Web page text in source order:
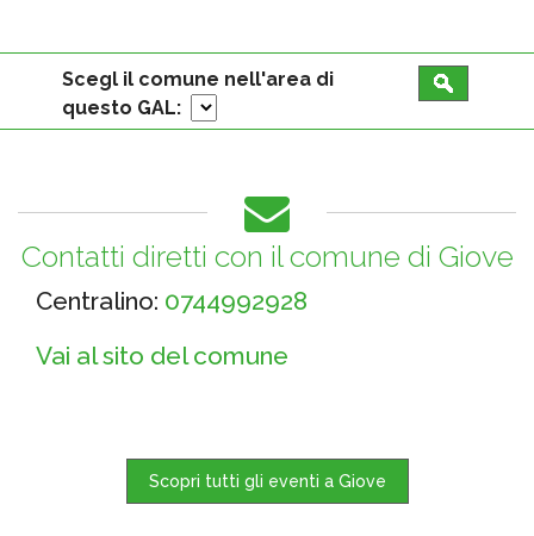
Scegl il comune nell'area di
questo GAL:
Contatti diretti con il comune di Giove
Centralino: 0744992928
Vai al sito del comune
Scopri tutti gli eventi a Giove